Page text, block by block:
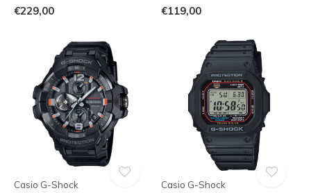
€229,00 €119,00
Casio G-Shock Casio G-Shock